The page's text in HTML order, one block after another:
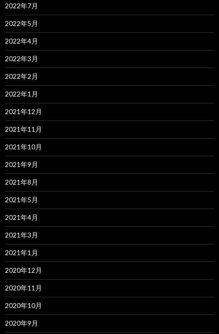
2022年7月
2022年5月
2022年4月
2022年3月
2022年2月
2022年1月
2021年12月
2021年11月
2021年10月
2021年9月
2021年8月
2021年5月
2021年4月
2021年3月
2021年1月
2020年12月
2020年11月
2020年10月
2020年9月